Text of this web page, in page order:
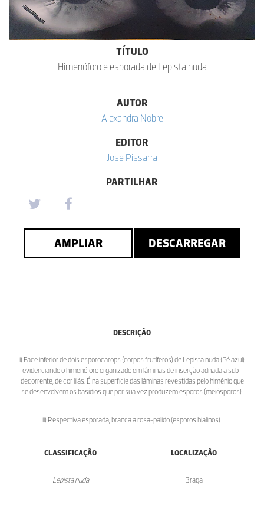
TÍTULO
Himenóforo e esporada de Lepista nuda
AUTOR
Alexandra Nobre
EDITOR
Jose Pissarra
PARTILHAR
AMPLIAR DESCARREGAR
DESCRIÇÃO
i) Face inferior de dois esporocarops (corpos frutíferos) de Lepista nuda (Pé azul)
evidenciando o himenóforo organizado em lâminas de inserção adnada a sub-
decorrente, de cor lilás. É na superfície das lâminas revestidas pelo himénio que
se desenvolvem os basídios que por sua vez produzem esporos (meiósporos).
ii) Respectiva esporada, branca a rosa-pálido (esporos hialinos).
CLASSIFICAÇÃO
Lepista nuda
LOCALIZAÇÃO
Braga